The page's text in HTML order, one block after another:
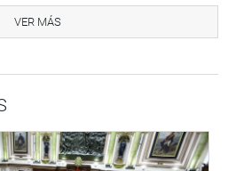
de Transportes, quien
busca la mejora y seguridad de
del usuario nacional como
en un tráfico aéreo seguro (…) lo
mayor rentabilidad social y
de turismo interno y
VER MÁS